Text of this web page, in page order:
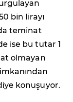
bin lirayı
teminat
ise bu tutar 1
olmayan
konuşuyor.